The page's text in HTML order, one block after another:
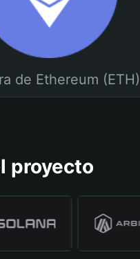
de Ethereum (ETH)
proyecto